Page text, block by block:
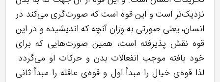
نزدیک‌تر است و این قوه است که صورت‌گری می‌کند در
انسان، یعنی صورتی به وِزان آنچه که اندیشیده و در این
قوه نقش پذیرفته است، همین صورت‌هایی که برای
خود بافته موجب انفعالات بدن و حرکات او می‌گردد.
لذا قوه‌ی خیال را مبدأ اول و قوه‌ی عاقله را مبدأ ثانی